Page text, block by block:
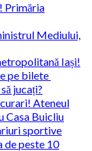
Primăria
Mediului,
Iași!
pe bilete
jucați?
Ateneul
Casa Buicliu
sportive
de peste 10